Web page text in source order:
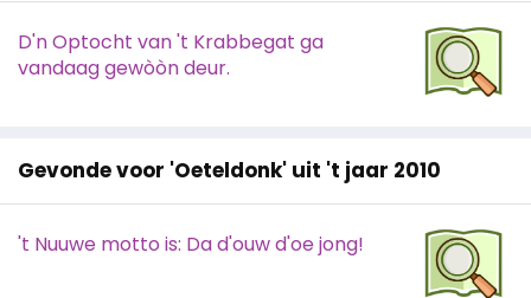
D'n Optocht van 't Krabbegat ga
vandaag gewòòn deur.
Gevonde voor 'Oeteldonk' uit 't jaar 2010
't Nuuwe motto is: Da d'ouw d'oe jong!